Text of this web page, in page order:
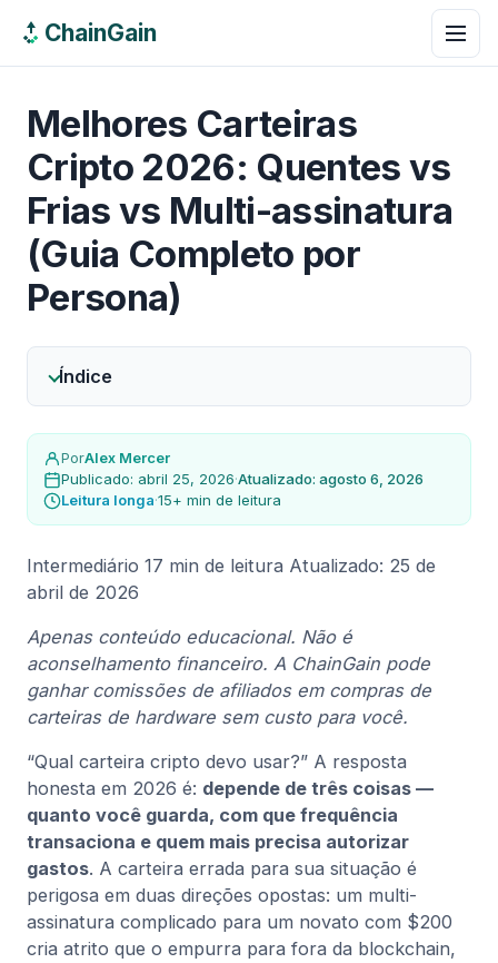
ChainGain
Melhores Carteiras
Cripto 2026: Quentes vs
Frias vs Multi-assinatura
(Guia Completo por
Persona)
Índice
PorAlex Mercer
Publicado: abril 25, 2026·Atualizado: agosto 6, 2026
Leitura longa·15+ min de leitura
Intermediário 17 min de leitura Atualizado: 25 de
abril de 2026
Apenas conteúdo educacional. Não é
aconselhamento financeiro. A ChainGain pode
ganhar comissões de afiliados em compras de
carteiras de hardware sem custo para você.
“Qual carteira cripto devo usar?” A resposta
honesta em 2026 é: depende de três coisas —
quanto você guarda, com que frequência
transaciona e quem mais precisa autorizar
gastos. A carteira errada para sua situação é
perigosa em duas direções opostas: um multi-
assinatura complicado para um novato com $200
cria atrito que o empurra para fora da blockchain,